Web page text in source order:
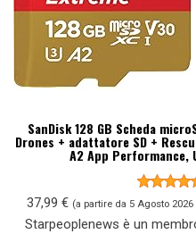
SanDisk 128 GB Scheda
Drones + adattatore SD +
A2 App Performance,
37,99 € (a partire da 5 Agosto
Starpeoplenews è un